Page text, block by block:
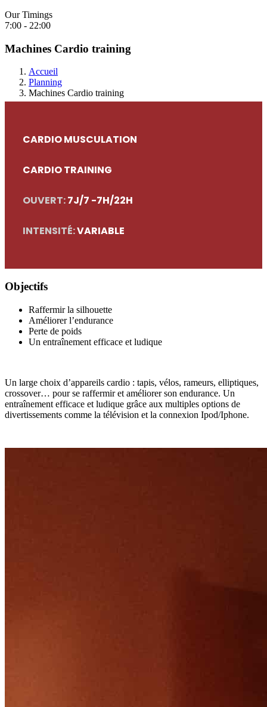
Our Timings
7:00 - 22:00
Machines Cardio training
Accueil
Planning
Machines Cardio training
CARDIO MUSCULATION
CARDIO TRAINING
OUVERT:7J/7 -7H/22H
INTENSITÉ:VARIABLE
Objectifs
Raffermir la silhouette
Améliorer l’endurance
Perte de poids
Un entraînement efficace et ludique
Un large choix d’appareils cardio : tapis, vélos, rameurs, elliptiques,
crossover… pour se raffermir et améliorer son endurance. Un
entraînement efficace et ludique grâce aux multiples options de
divertissements comme la télévision et la connexion Ipod/Iphone.